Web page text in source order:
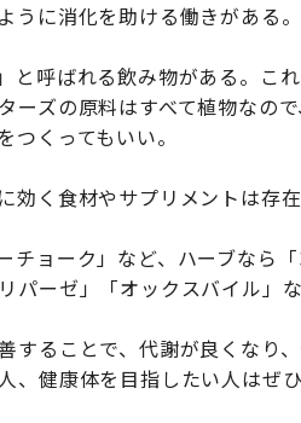
に消化を助ける働きがある。
呼ばれる飲み物がある。こ
ーズの原料はすべて植物なの
くってもいい。
く食材やサプリメントは存在
ョーク」など、ハーブなら「
ーゼ」「オックスバイル」
することで、代謝が良くなり
健康体を目指したい人はぜ